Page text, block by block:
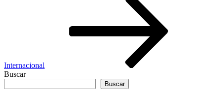
Internacional
Buscar
Buscar